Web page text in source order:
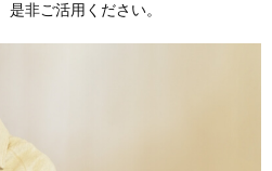
非ご活用ください。